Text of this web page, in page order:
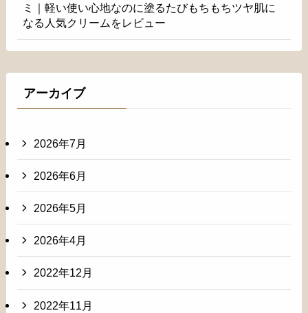
ミ｜軽い使い心地なのに塗るたびもちもちツヤ肌に
なる人気クリームをレビュー
アーカイブ
2026年7月
2026年6月
2026年5月
2026年4月
2022年12月
2022年11月